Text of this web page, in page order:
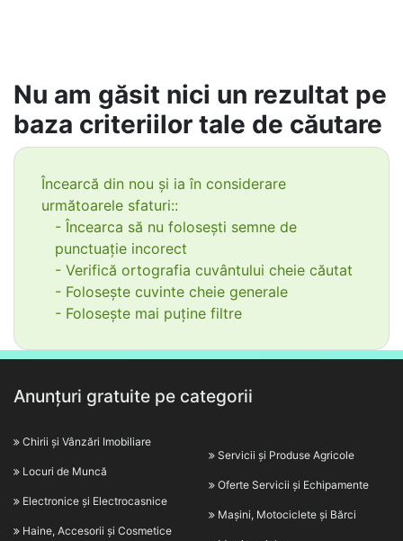
Nu am găsit nici un rezultat pe
baza criteriilor tale de căutare
Încearcă din nou și ia în considerare
următoarele sfaturi::
- Încearca să nu folosești semne de
punctuație incorect
- Verifică ortografia cuvântului cheie căutat
- Folosește cuvinte cheie generale
- Folosește mai puține filtre
Anunțuri gratuite pe categorii
Chirii și Vânzări Imobiliare
Locuri de Muncă
Electronice și Electrocasnice
Haine, Accesorii și Cosmetice
Servicii și Produse Agricole
Oferte Servicii și Echipamente
Mașini, Motociclete și Bărci